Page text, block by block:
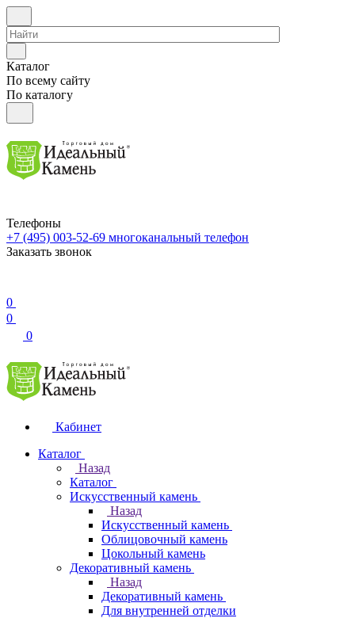
Каталог
По всему сайту
По каталогу
Телефоны
+7 (495) 003-52-69 многоканальный телефон
Заказать звонок
0
0
0
Кабинет
Каталог
Назад
Каталог
Искусственный камень
Назад
Искусственный камень
Облицовочный камень
Цокольный камень
Декоративный камень
Назад
Декоративный камень
Для внутренней отделки